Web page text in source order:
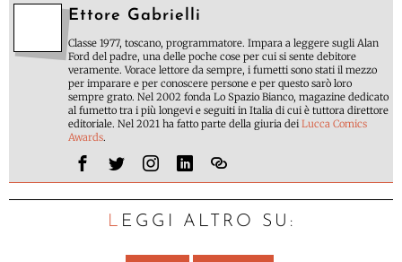
Ettore Gabrielli
Classe 1977, toscano, programmatore. Impara a leggere sugli Alan
Ford del padre, una delle poche cose per cui si sente debitore
veramente. Vorace lettore da sempre, i fumetti sono stati il mezzo
per imparare e per conoscere persone e per questo sarò loro
sempre grato. Nel 2002 fonda Lo Spazio Bianco, magazine dedicato
al fumetto tra i più longevi e seguiti in Italia di cui è tuttora direttore
editoriale. Nel 2021 ha fatto parte della giuria deiLucca Comics
Awards.
LEGGI ALTRO SU: